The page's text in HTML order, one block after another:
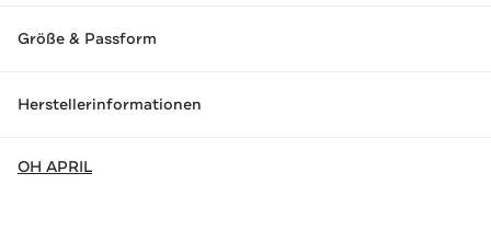
Größe & Passform
Herstellerinformationen
OH APRIL